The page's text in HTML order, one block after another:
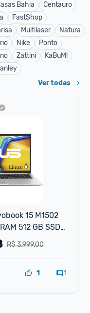
Bahia
Centauro
FastShop
Multilaser
Natura
Nike
Ponto
Zattini
KaBuM!
Ver todas
15 M1502
512 GB SSD
-
R$ 3.999,00
1 1